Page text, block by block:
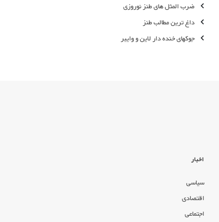
ضرب المثل های طنز نوروزی
داغ ترین مطالب طنز
جوکهای خنده دار لاین و وایبر
اخبار
سیاسی
اقتصادی
اجتماعی